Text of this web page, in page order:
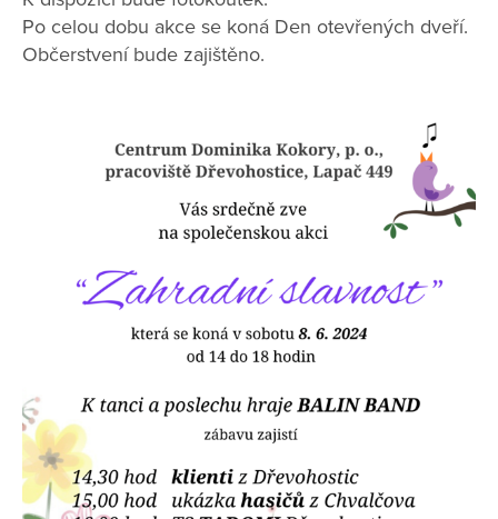
Po celou dobu akce se koná Den otevřených dveří.
Občerstvení bude zajištěno.